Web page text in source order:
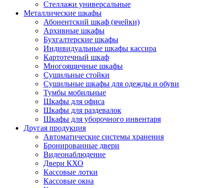
Стеллажи универсальные
Металлические шкафы
Абонентский шкаф (ячейки)
Архивные шкафы
Бухгалтерские шкафы
Индивидуальные шкафы кассира
Картотечный шкаф
Многоящичные шкафы
Сушильные стойки
Сушильные шкафы для одежды и обуви
Тумбы мобильные
Шкафы для офиса
Шкафы для раздевалок
Шкафы для уборочного инвентаря
Другая продукция
Автоматические системы хранения
Бронированные двери
Видеонаблюдение
Двери КХО
Кассовые лотки
Кассовые окна